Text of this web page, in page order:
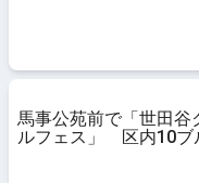
馬事公苑前で「世田谷
ルフェス」 区内10ブ